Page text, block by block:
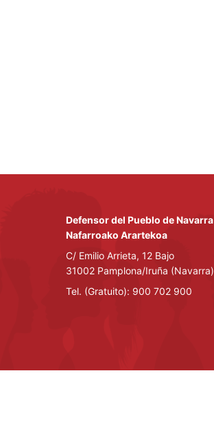
Defensor del Pueblo de Navarra
Nafarroako Arartekoa
C/ Emilio Arrieta, 12 Bajo
31002 Pamplona/Iruña (Navarra)
Tel. (Gratuito): 900 702 900